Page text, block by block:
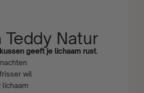
Natur
geeft je lichaam rust.
wil
lichaam